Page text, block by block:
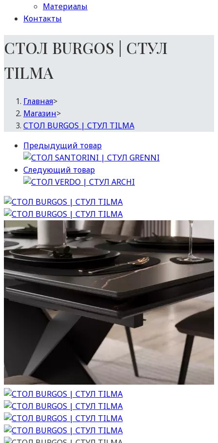
Материалы
Контакты
СТОЛ BURGOS | СТУЛ
TILMA
Главная>
Магазин>
СТОЛ BURGOS | СТУЛ TILMA
Предыдущий товар
Следующий товар